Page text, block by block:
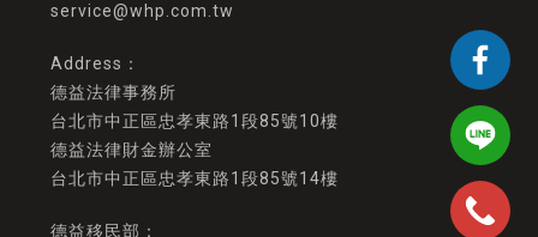
service@whp.com.tw
德益法律事務所
台北市中正區忠孝東路1段85號10樓
德益法律財金辦公室
台北市中正區忠孝東路1段85號14樓
德益移民部：